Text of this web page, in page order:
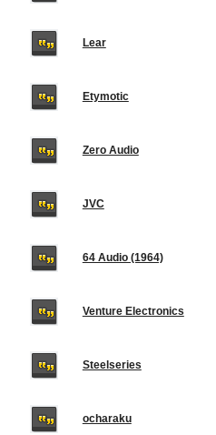
Lear
Etymotic
Zero Audio
JVC
64 Audio (1964)
Venture Electronics
Steelseries
ocharaku